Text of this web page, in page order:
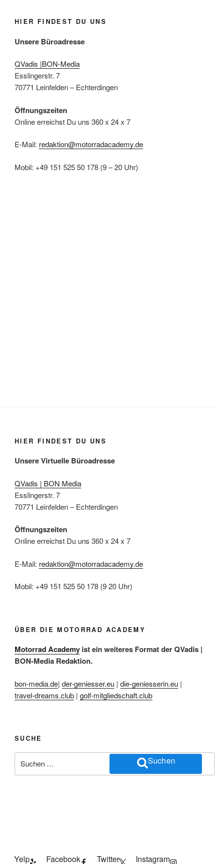
HIER FINDEST DU UNS
Unsere Büroadresse
QVadis |BON-Media
Esslingerstr. 7
70771 Leinfelden – Echterdingen
Öffnungszeiten
Online erreichst Du uns 360 x 24 x 7
E-Mail: redaktion@motorradacademy.de
Mobil: +49 151 525 50 178 (9 – 20 Uhr)
HIER FINDEST DU UNS
Unsere Virtuelle Büroadresse
QVadis | BON Media
Esslingerstr. 7
70771 Leinfelden – Echterdingen
Öffnungszeiten
Online erreichst Du uns 360 x 24 x 7
E-Mail: redaktion@motorradacademy.de
Mobil: +49 151 525 50 178 (9 20 Uhr)
ÜBER DIE MOTORRAD ACADEMY
Motorrad Academy ist ein weiteres Format der QVadis |
BON-Media Redaktion.
bon-media.de| der-geniesser.eu | die-geniesserin.eu |
travel-dreams.club | golf-mitgliedschaft.club
SUCHE
nach:
Suchen
Yelp Facebook Twitter Instagram